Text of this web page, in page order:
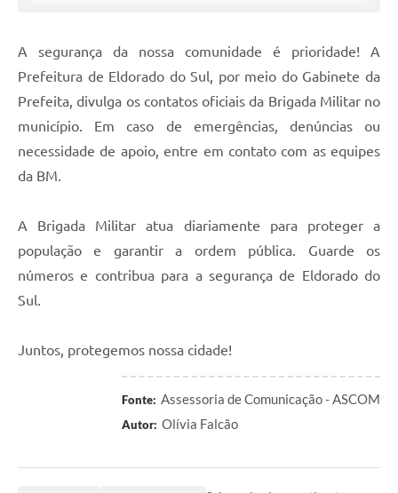
A segurança da nossa comunidade é prioridade! A
Prefeitura de Eldorado do Sul, por meio do Gabinete da
Prefeita, divulga os contatos oficiais da Brigada Militar no
município. Em caso de emergências, denúncias ou
necessidade de apoio, entre em contato com as equipes
da BM.
A Brigada Militar atua diariamente para proteger a
população e garantir a ordem pública. Guarde os
números e contribua para a segurança de Eldorado do
Sul.
Juntos, protegemos nossa cidade!
Fonte: Assessoria de Comunicação - ASCOM
Autor: Olívia Falcão